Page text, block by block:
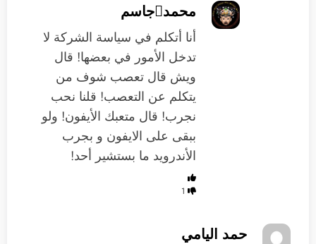
محمدجاسم
أنا أتكلم في سياسة الشركة لا
تدخل الأمور في بعضها! قال
ويش قال تعصب شوف من
يتكلم عن التعصب! قلنا نحب
نجرب! قال متعبك الأيفون! ولو
ببقى على الايفون و بجرب
الأندرويد ما بستشير أحد!
1
حمد اليامي